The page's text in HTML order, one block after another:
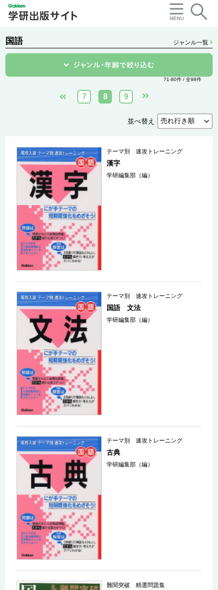
国語 ジャンル一覧
71-80件 / 全98件
7 8 9
並べ替え
テーマ別 速攻トレーニング
漢字
学研編集部（編）
テーマ別 速攻トレーニング
国語 文法
学研編集部（編）
テーマ別 速攻トレーニング
古典
学研編集部（編）
難関突破 精選問題集